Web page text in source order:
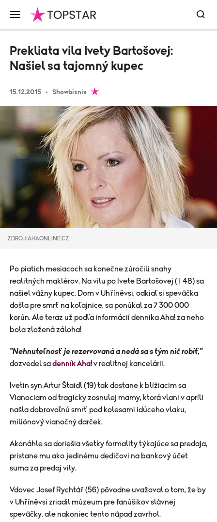
15.12.2015 Showbiznis
Prekliata vila Ivety Bartošovej:
Našiel sa tajomný kupec
ZDROJ: AHAONLINE.CZ
Po piatich mesiacoch sa konečne zúročili snahy
realitných maklérov. Na vilu po Ivete Bartošovej († 48) sa
našiel vážny kupec. Dom v Uhříněvsi, odkiaľ si speváčka
došla pre smrť na koľajnice, sa ponúkal za 7 300 000
korún. Ale teraz už podľa informácií denníka Aha! za neho
bola zložená záloha!
"Nehnuteľnosť je rezervovaná a nedá sa s tým nič robiť,"
dozvedel sadenník Aha!v realitnej kancelárii.
Ivetin syn Artur Štaidl (19) tak dostane k blížiacim sa
Vianociam od tragicky zosnulej mamy, ktorá vlani v apríli
našla dobrovoľnú smrť pod kolesami idúceho vlaku,
miliónový vianočný darček.
Akonáhle sa doriešia všetky formality týkajúce sa predaja,
pristane mu ako jedinému dedičovi na bankový účet
suma za predaj vily.
Vdovec Josef Rychtář (56) pôvodne uvažoval o tom, že by
v Uhříněvsi zriadil múzeum pre fanúšikov slávnej
speváčky, ale nakoniec tento nápad zavrhol.